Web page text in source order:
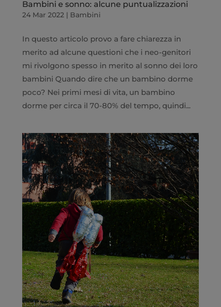
Bambini e sonno: alcune puntualizzazioni
24 Mar 2022| Bambini
In questo articolo provo a fare chiarezza in
merito ad alcune questioni che i neo-genitori
mi rivolgono spesso in merito al sonno dei loro
bambini Quando dire che un bambino dorme
poco? Nei primi mesi di vita, un bambino
dorme per circa il 70-80% del tempo, quindi...